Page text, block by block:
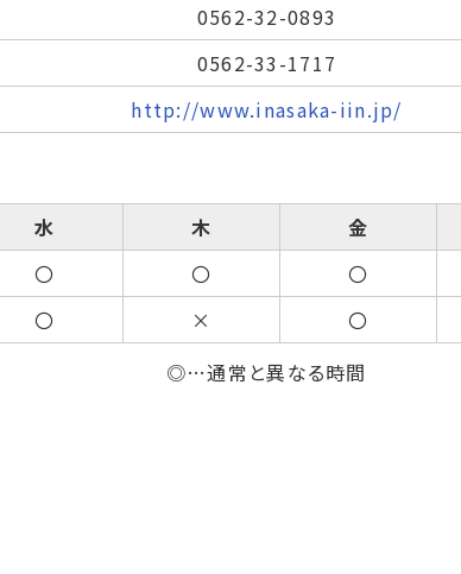
0562-32-0893
0562-33-1717
http://www.inasaka-iin.jp/
水 木 金
〇 〇 〇
〇 × 〇
◎…通常と異なる時間